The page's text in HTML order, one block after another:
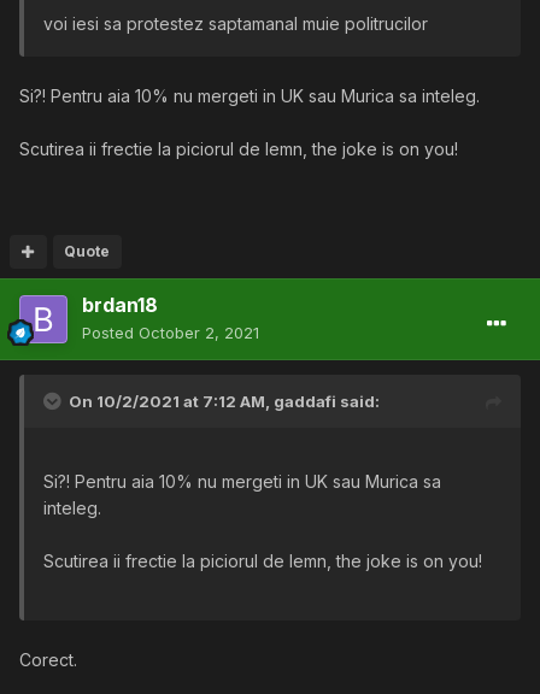
voi iesi sa protestez saptamanal muie politrucilor
Si?! Pentru aia 10% nu mergeti in UK sau Murica sa inteleg.
Scutirea ii frectie la piciorul de lemn, the joke is on you!
Quote
brdan18
Posted October 2, 2021
On 10/2/2021 at 7:12 AM, gaddafi said:
Si?! Pentru aia 10% nu mergeti in UK sau Murica sa
inteleg.
Scutirea ii frectie la piciorul de lemn, the joke is on you!
Corect.